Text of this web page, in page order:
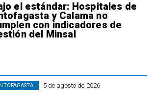
el estándar: Hospitales de
y Calama no
con indicadores de
del Minsal
5 de agosto de 2026